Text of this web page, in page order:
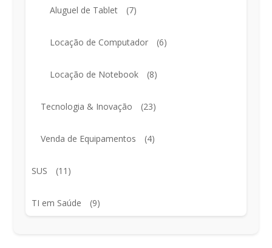
Aluguel de Tablet (7)
Locação de Computador (6)
Locação de Notebook (8)
Tecnologia & Inovação (23)
Venda de Equipamentos (4)
SUS (11)
TI em Saúde (9)